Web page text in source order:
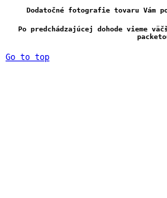
Dodatočné fotografie tovaru Vám
Po predchádzajúcej dohode vieme
Go to top